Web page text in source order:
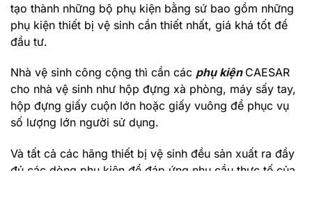
tạo thành những bộ phụ kiện bằng sứ bao gồm những
phụ kiện thiết bị vệ sinh cần thiết nhất, giá khá tốt để
đầu tư.
Nhà vệ sinh công cộng thì cần các phụ kiện CAESAR
cho nhà vệ sinh như hộp đựng xà phòng, máy sấy tay,
hộp đựng giấy cuộn lớn hoặc giấy vuông để phục vụ
số lượng lớn người sử dụng.
Và tất cả các hãng thiết bị vệ sinh đều sản xuất ra đầy
đủ các dòng phụ kiện để đáp ứng nhu cầu thực tế của